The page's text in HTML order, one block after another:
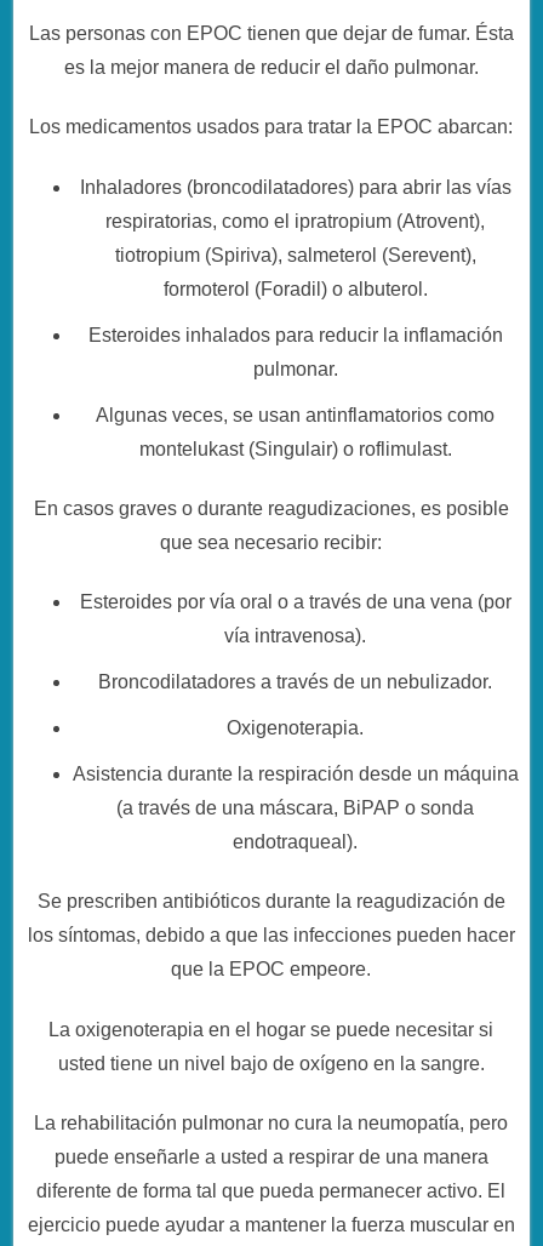
Las personas con EPOC tienen que dejar de fumar. Ésta
es la mejor manera de reducir el daño pulmonar.
Los medicamentos usados para tratar la EPOC abarcan:
Inhaladores (broncodilatadores) para abrir las vías
respiratorias, como el ipratropium (Atrovent),
tiotropium (Spiriva), salmeterol (Serevent),
formoterol (Foradil) o albuterol.
Esteroides inhalados para reducir la inflamación
pulmonar.
Algunas veces, se usan antinflamatorios como
montelukast (Singulair) o roflimulast.
En casos graves o durante reagudizaciones, es posible
que sea necesario recibir:
Esteroides por vía oral o a través de una vena (por
vía intravenosa).
Broncodilatadores a través de un nebulizador.
Oxigenoterapia.
Asistencia durante la respiración desde un máquina
(a través de una máscara, BiPAP o sonda
endotraqueal).
Se prescriben antibióticos durante la reagudización de
los síntomas, debido a que las infecciones pueden hacer
que la EPOC empeore.
La oxigenoterapia en el hogar se puede necesitar si
usted tiene un nivel bajo de oxígeno en la sangre.
La rehabilitación pulmonar no cura la neumopatía, pero
puede enseñarle a usted a respirar de una manera
diferente de forma tal que pueda permanecer activo. El
ejercicio puede ayudar a mantener la fuerza muscular en